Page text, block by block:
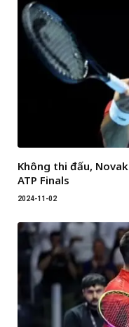
Không thi đấu,
ATP Finals
2024-11-02